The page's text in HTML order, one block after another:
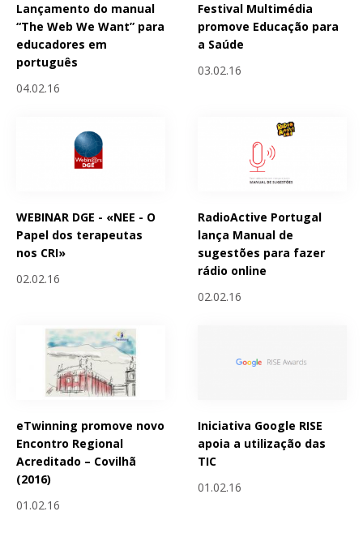
Lançamento do manual
“The Web We Want” para
educadores em
português
04.02.16
Festival Multimédia
promove Educação para
a Saúde
03.02.16
WEBINAR DGE - «NEE - O
Papel dos terapeutas
nos CRI»
02.02.16
RadioActive Portugal
lança Manual de
sugestões para fazer
rádio online
02.02.16
eTwinning promove novo
Encontro Regional
Acreditado – Covilhã
(2016)
01.02.16
Iniciativa Google RISE
apoia a utilização das
TIC
01.02.16